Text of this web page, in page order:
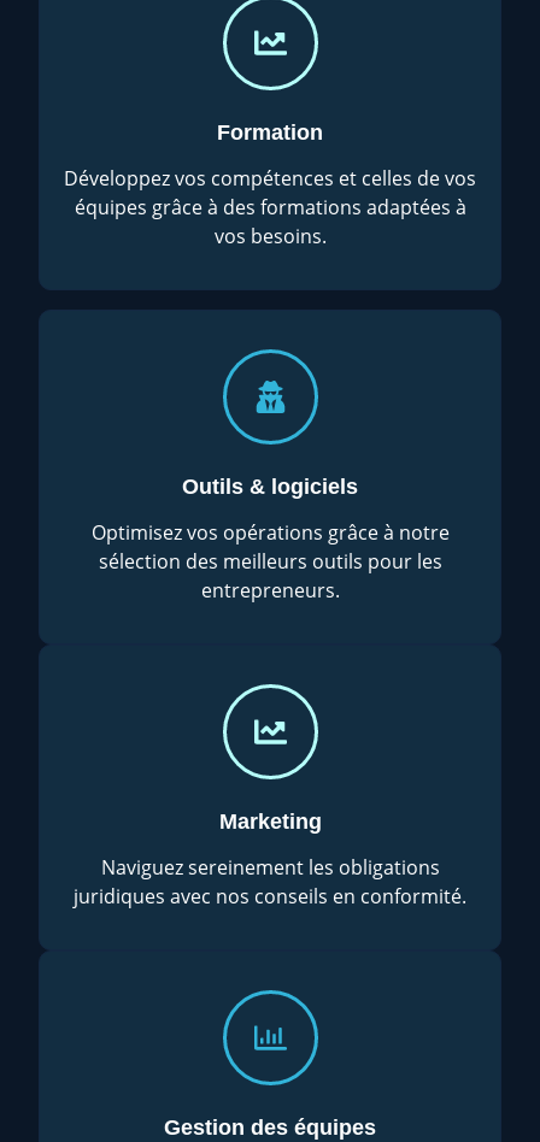
Formation
Développez vos compétences et celles de vos
équipes grâce à des formations adaptées à
vos besoins.
Outils & logiciels
Optimisez vos opérations grâce à notre
sélection des meilleurs outils pour les
entrepreneurs.
Marketing
Naviguez sereinement les obligations
juridiques avec nos conseils en conformité.
Gestion des équipes